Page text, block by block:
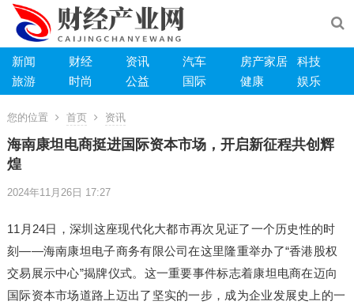
新闻 财经 资讯 汽车 房产家居
科技
旅游
时尚 公益 国际 健康 娱乐
您的位置 首页 资讯
海南康坦电商挺进国际资本市场，开启新征程共创辉
煌
2024年11月26日 17:27
11月24日，深圳这座现代化大都市再次见证了一个历史性的时
刻——海南康坦电子商务有限公司在这里隆重举办了“香港股权
交易展示中心”揭牌仪式。这一重要事件标志着康坦电商在迈向
国际资本市场道路上迈出了坚实的一步，成为企业发展史上的一